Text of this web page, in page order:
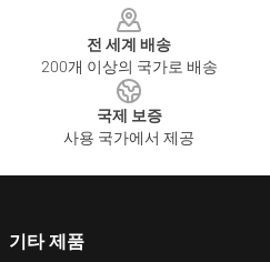
전 세계 배송
200개 이상의 국가로 배송
국제 보증
사용 국가에서 제공
기타 제품